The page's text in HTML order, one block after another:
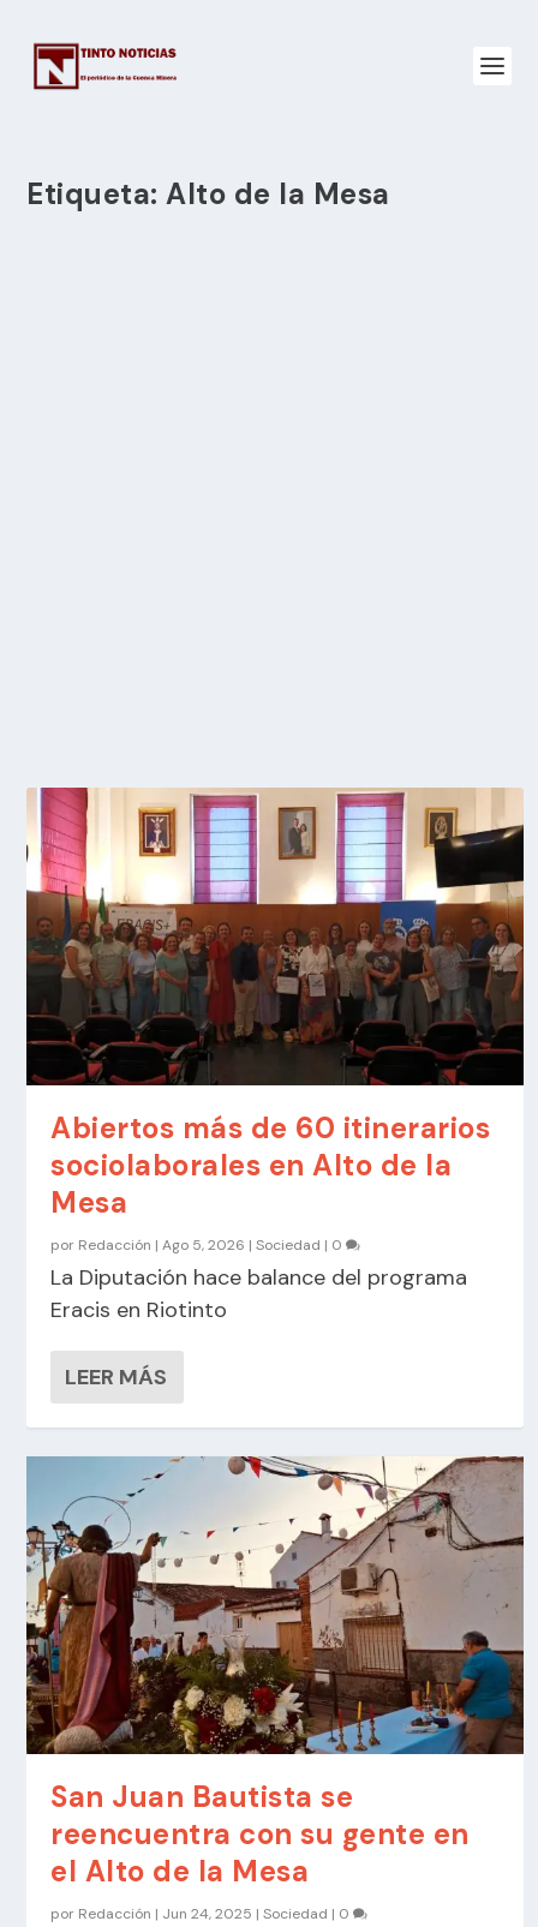
Etiqueta:Alto de la Mesa
Abiertos más de 60 itinerarios
sociolaborales en Alto de la
Mesa
por Redacción |Ago 5, 2026 |Sociedad | 0
La Diputación hace balance del programa
Eracis en Riotinto
LEER MÁS
San Juan Bautista se
reencuentra con su gente en
el Alto de la Mesa
por Redacción | Jun 24, 2025 |Sociedad | 0